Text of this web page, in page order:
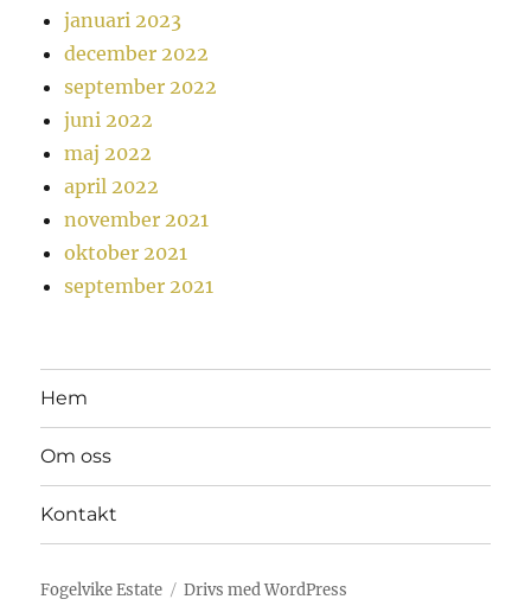
januari 2023
december 2022
september 2022
juni 2022
maj 2022
april 2022
november 2021
oktober 2021
september 2021
Hem
Om oss
Kontakt
Fogelvike Estate Drivs med WordPress